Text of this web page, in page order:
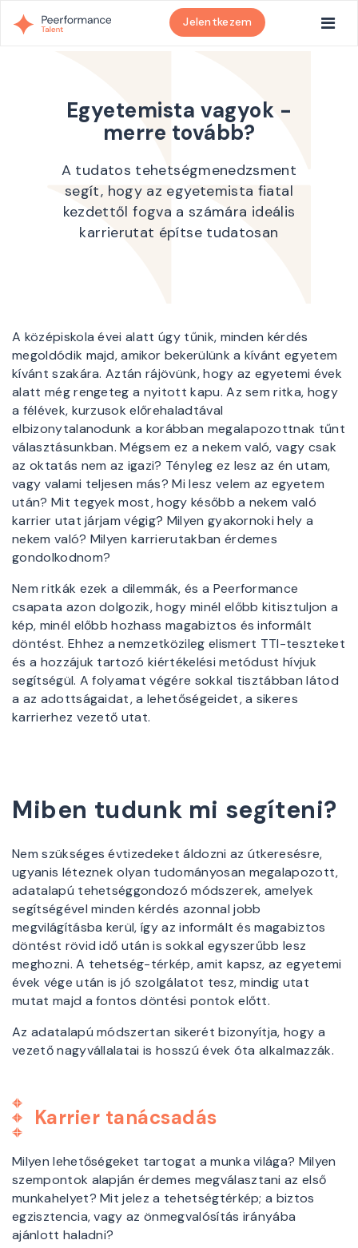
Jelentkezem
Egyetemista vagyok -
merre tovább?
A tudatos tehetségmenedzsment
segít, hogy az egyetemista fiatal
kezdettől fogva a számára ideális
karrierutat építse tudatosan
A középiskola évei alatt úgy tűnik, minden kérdés
megoldódik majd, amikor bekerülünk a kívánt egyetem
kívánt szakára. Aztán rájövünk, hogy az egyetemi évek
alatt még rengeteg a nyitott kapu. Az sem ritka, hogy
a félévek, kurzusok előrehaladtával
elbizonytalanodunk a korábban megalapozottnak tűnt
választásunkban. Mégsem ez a nekem való, vagy csak
az oktatás nem az igazi? Tényleg ez lesz az én utam,
vagy valami teljesen más? Mi lesz velem az egyetem
után? Mit tegyek most, hogy később a nekem való
karrier utat járjam végig? Milyen gyakornoki hely a
nekem való? Milyen karrierutakban érdemes
gondolkodnom?
Nem ritkák ezek a dilemmák, és a Peerformance
csapata azon dolgozik, hogy minél előbb kitisztuljon a
kép, minél előbb hozhass magabiztos és informált
döntést. Ehhez a nemzetközileg elismert TTI-teszteket
és a hozzájuk tartozó kiértékelési metódust hívjuk
segítségül. A folyamat végére sokkal tisztábban látod
a az adottságaidat, a lehetőségeidet, a sikeres
karrierhez vezető utat.
Miben tudunk mi segíteni?
Nem szükséges évtizedeket áldozni az útkeresésre,
ugyanis léteznek olyan tudományosan megalapozott,
adatalapú tehetséggondozó módszerek, amelyek
segítségével minden kérdés azonnal jobb
megvilágításba kerül, így az informált és magabiztos
döntést rövid idő után is sokkal egyszerűbb lesz
meghozni. A tehetség-térkép, amit kapsz, az egyetemi
évek vége után is jó szolgálatot tesz, mindig utat
mutat majd a fontos döntési pontok előtt.
Az adatalapú módszertan sikerét bizonyítja, hogy a
vezető nagyvállalatai is hosszú évek óta alkalmazzák.
Karrier tanácsadás
Milyen lehetőségeket tartogat a munka világa? Milyen
szempontok alapján érdemes megválasztani az első
munkahelyet? Mit jelez a tehetségtérkép; a biztos
egzisztencia, vagy az önmegvalósítás irányába
ajánlott haladni?